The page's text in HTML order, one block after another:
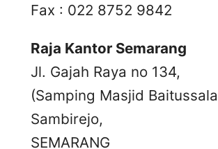
Fax : 022 8752 9842
Raja Kantor Semarang
Jl. Gajah Raya no 134,
(Samping Masjid
Sambirejo,
SEMARANG